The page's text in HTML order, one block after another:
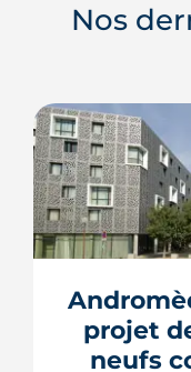
Nos
projet
neufs